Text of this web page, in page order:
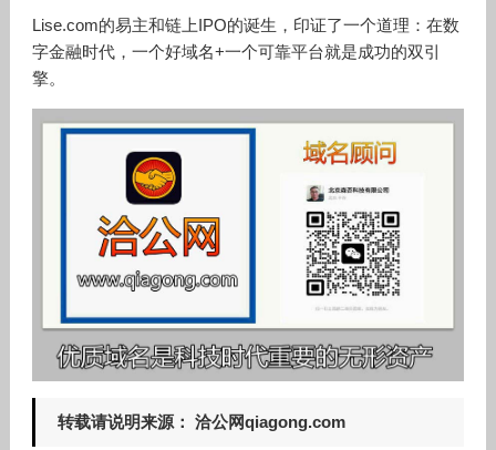
Lise.com的易主和链上IPO的诞生，印证了一个道理：在数
字金融时代，一个好域名+一个可靠平台就是成功的双引
擎。
转载请说明来源： 洽公网qiagong.com